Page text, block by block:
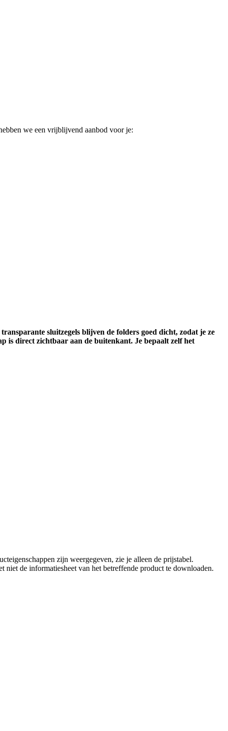
we een vrijblijvend aanbod voor je:
sluitzegels blijven de folders goed dicht, zodat je ze
is direct zichtbaar aan de buitenkant. Je bepaalt zelf het
zijn weergegeven, zie je alleen de prijstabel.
de informatiesheet van het betreffende product te downloaden.